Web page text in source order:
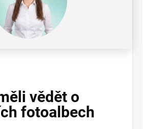
vědět o
fotoalbech